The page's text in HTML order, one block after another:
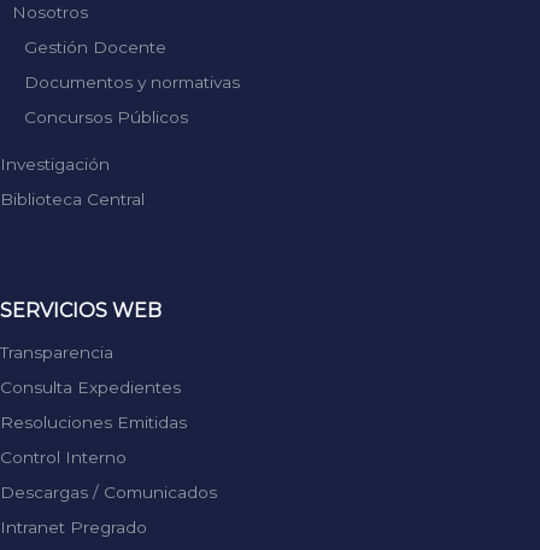
Nosotros
Gestión Docente
Documentos y normativas
Concursos Públicos
Investigación
Biblioteca Central
SERVICIOS WEB
Transparencia
Consulta Expedientes
Resoluciones Emitidas
Control Interno
Descargas / Comunicados
Intranet Pregrado